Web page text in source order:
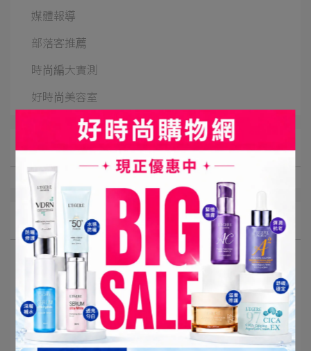
媒體報導
部落客推薦
時尚編大實測
好時尚美容室
文章分類
最新消息